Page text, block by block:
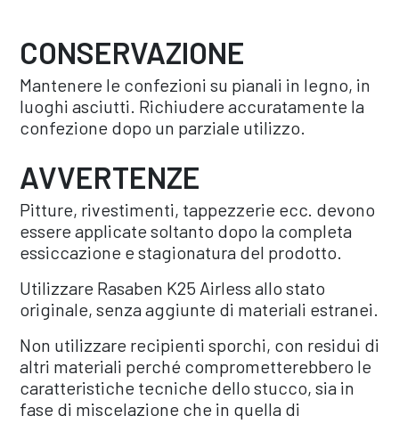
CONSERVAZIONE
Mantenere le confezioni su pianali in legno, in
luoghi asciutti. Richiudere accuratamente la
confezione dopo un parziale utilizzo.
AVVERTENZE
Pitture, rivestimenti, tappezzerie ecc. devono
essere applicate soltanto dopo la completa
essiccazione e stagionatura del prodotto.
Utilizzare Rasaben K25 Airless allo stato
originale, senza aggiunte di materiali estranei.
Non utilizzare recipienti sporchi, con residui di
altri materiali perché comprometterebbero le
caratteristiche tecniche dello stucco, sia in
fase di miscelazione che in quella di